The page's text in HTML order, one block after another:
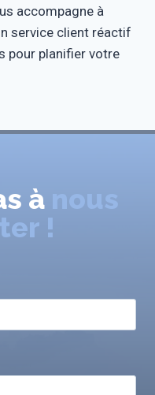
accompagne à
service client réactif
pour planifier votre
à nous
!